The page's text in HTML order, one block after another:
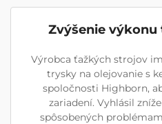
Zvýšenie
Výrobca ťažkých strojov
trysky na olejovanie s
spoločnosti Highborn,
zariadení. Vyhlásil
spôsobených